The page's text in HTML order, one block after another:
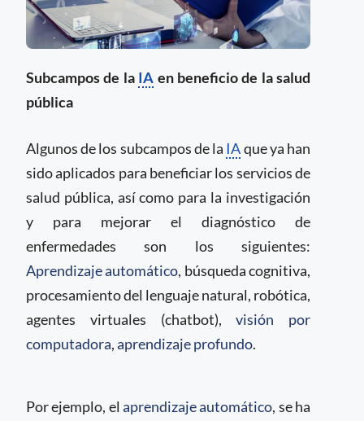
Subcampos de la IA en beneficio de la salud
pública
Algunos de los subcampos de la IAque ya han
sido aplicados para beneficiar los servicios de
salud pública, así como para la investigación
y para mejorar el diagnóstico de
enfermedades son los siguientes:
Aprendizaje automático, búsqueda cognitiva,
procesamiento del lenguaje natural, robótica,
agentes virtuales (chatbot),visión por
computadora,aprendizaje profundo.
Por ejemplo, el aprendizaje automático, se ha